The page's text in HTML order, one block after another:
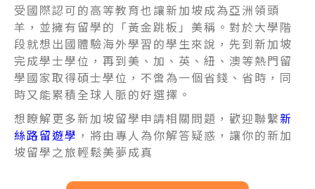
受國際認可的高等教育也讓新加坡成為亞洲領頭
羊，並擁有留學的「黃金跳板」美稱。對於大學階
段就想出國體驗海外學習的學生來說，先到新加坡
完成學士學位，再到美、加、英、紐、澳等熱門留
學國家取得碩士學位，不啻為一個省錢、省時，同
時又能累積全球人脈的好選擇。
想瞭解更多新加坡留學申請相關問題，歡迎聯繫新
絲路留遊學 ，將由專人為你解答疑惑，讓你的新加
坡留學之旅輕鬆美夢成真